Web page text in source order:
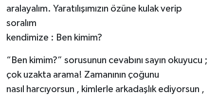
aralayalım. Yaratılışımızın özüne kulak verip
soralım
kendimize : Ben kimim?
“Ben kimim?” sorusunun cevabını sayın okuyucu ;
çok uzakta arama! Zamanının çoğunu
nasıl harcıyorsun , kimlerle arkadaşlık ediyorsun ,